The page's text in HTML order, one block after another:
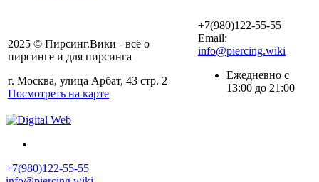
2025 © Пирсинг.Вики - всё о
пирсинге и для пирсинга
г. Москва, улица Арбат, 43 стр. 2
Посмотреть на карте
+7(980)122-55-55
Email:
info@piercing.wiki
Ежедневно с
13:00 до 21:00
+7(980)122-55-55